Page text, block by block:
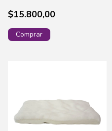
(48)
$15.800,00